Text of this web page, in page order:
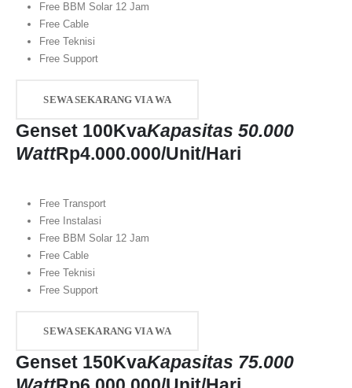
Free BBM Solar 12 Jam
Free Cable
Free Teknisi
Free Support
SEWA SEKARANG VIA WA
Genset 100KvaKapasitas 50.000
WattRp4.000.000/Unit/Hari
Free Transport
Free Instalasi
Free BBM Solar 12 Jam
Free Cable
Free Teknisi
Free Support
SEWA SEKARANG VIA WA
Genset 150KvaKapasitas 75.000